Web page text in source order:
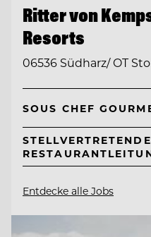
Ritter von
Resorts
06536 Südharz/ OT
SOUS CHEF
STELLVERTRETENDE
Entdecke alle Jobs